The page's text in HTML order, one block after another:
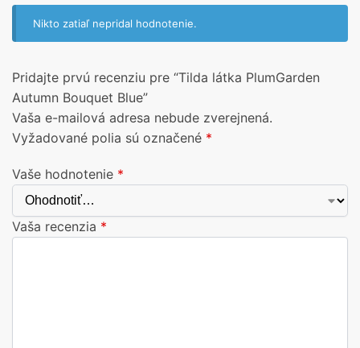
Nikto zatiaľ nepridal hodnotenie.
Pridajte prvú recenziu pre “Tilda látka PlumGarden
Autumn Bouquet Blue”
Vaša e-mailová adresa nebude zverejnená.
Vyžadované polia sú označené *
Vaše hodnotenie *
Vaša recenzia *